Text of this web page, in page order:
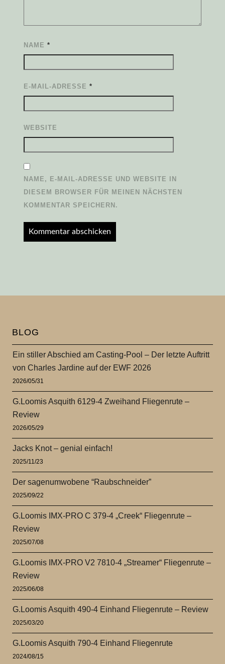
NAME*
E-MAIL-ADRESSE*
WEBSITE
NAME, E-MAIL-ADRESSE UND WEBSITE IN
DIESEM BROWSER FÜR MEINEN NÄCHSTEN
KOMMENTAR SPEICHERN.
BLOG
Ein stiller Abschied am Casting-Pool – Der letzte Auftritt
von Charles Jardine auf der EWF 2026
2026/05/31
G.Loomis Asquith 6129-4 Zweihand Fliegenrute –
Review
2026/05/29
Jacks Knot – genial einfach!
2025/11/23
Der sagenumwobene “Raubschneider”
2025/09/22
G.Loomis IMX-PRO C 379-4 „Creek“ Fliegenrute –
Review
2025/07/08
G.Loomis IMX-PRO V2 7810-4 „Streamer“ Fliegenrute –
Review
2025/06/08
G.Loomis Asquith 490-4 Einhand Fliegenrute – Review
2025/03/20
G.Loomis Asquith 790-4 Einhand Fliegenrute
2024/08/15